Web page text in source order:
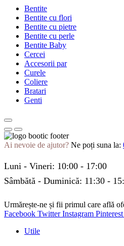
Bentite
Bentite cu flori
Bentite cu pietre
Bentite cu perle
Bentite Baby
Cercei
Accesorii par
Curele
Coliere
Bratari
Genti
Ai nevoie de ajutor? Ne poți suna la:
Luni - Vineri: 10:00 - 17:00
Sâmbătă - Duminică: 11:30 -
Urmărește-ne și fii primul care află
Facebook Twitter Instagram Pinterest
Utile